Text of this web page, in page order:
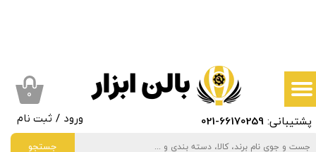
جستجو
پشتیبانی:66170259
-021 ورود / ثبت نام
سفارشات
خروج از حساب کاربری
۰